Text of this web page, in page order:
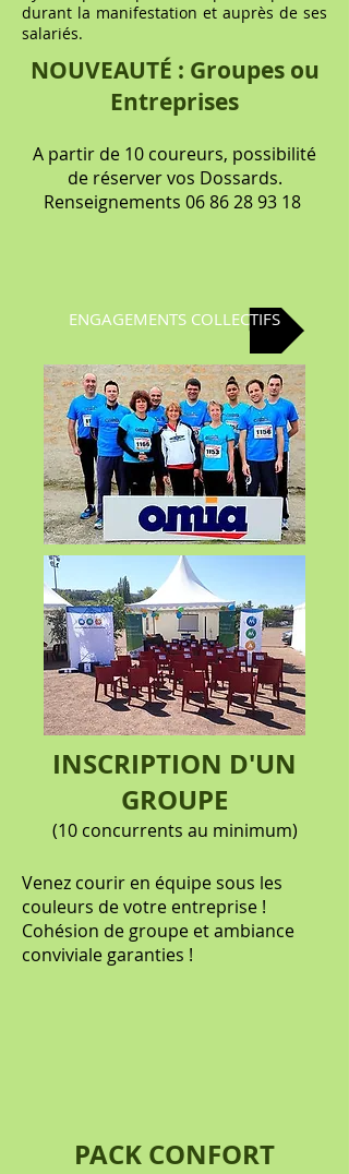
durant la manifestation et auprès de ses
salariés.
NOUVEAUTÉ : Groupes ou
Entreprises
A partir de 10 coureurs, possibilité
de réserver vos Dossards.
Renseignements 06 86 28 93 18
ENGAGEMENTS COLLECTIFS
INSCRIPTION D'UN
GROUPE
(10 concurrents au minimum)​
Venez courir en équipe sous les
couleurs de votre entreprise !
Cohésion de groupe et ambiance
conviviale garanties !
PACK CONFORT